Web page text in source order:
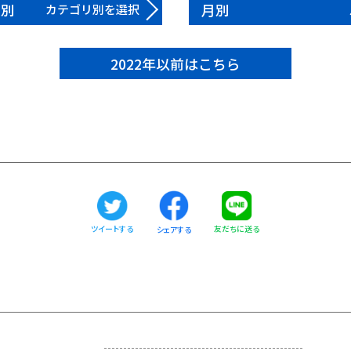
カテゴリ別を選択 月別
2022年以前はこちら
ツイートする シェアする 友だちに送る